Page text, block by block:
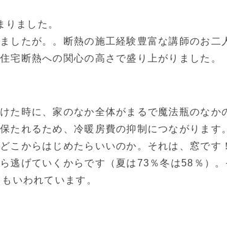
ました。
したが。。断熱の施工経験豊富な講師のお二
宅断熱への関心の高さで盛り上がりました。
た時に、家のなか全体がまるで魔法瓶のなか
たれるため、冷暖房費の抑制につながります
こからはじめたらいいのか。それは、窓です
逃げていくからです（夏は73％冬は58％）
いわれています。